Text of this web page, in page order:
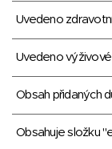
Uvedeno
Uvedeno
Obsah přidaných
Obsahuje složku